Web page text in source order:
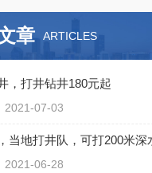
章 ARTICLES
，打井钻井180元起
2021-07-03
当地打井队，可打200米深
2021-06-28